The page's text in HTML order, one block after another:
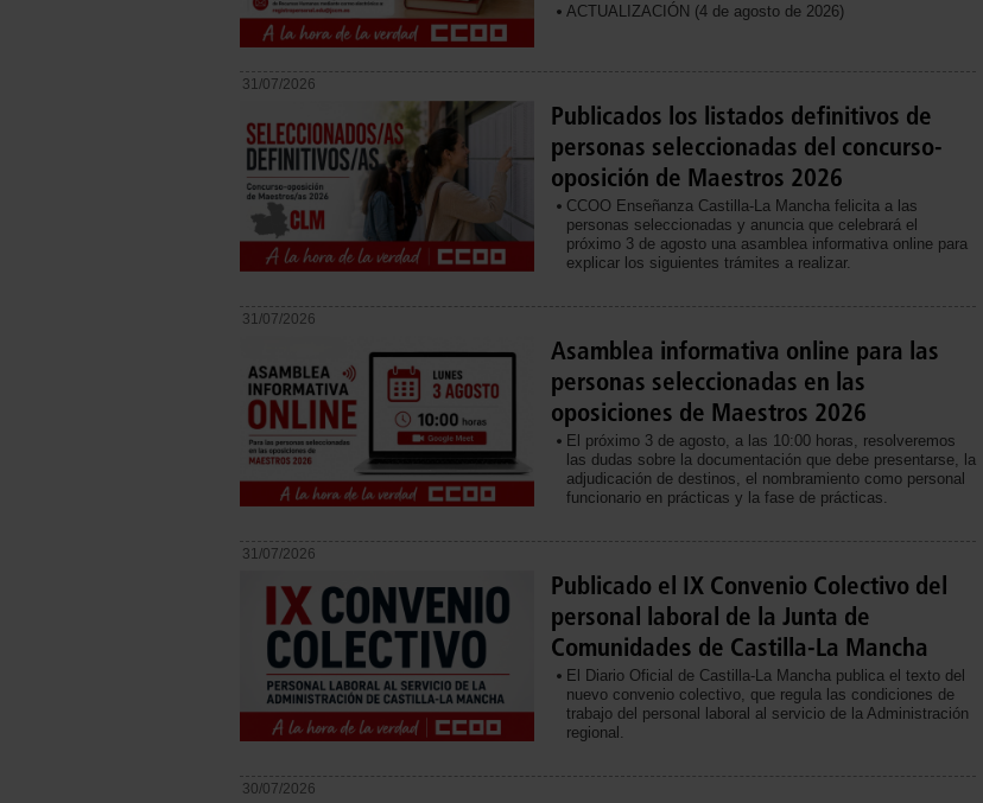
ACTUALIZACIÓN (4 de agosto de 2026)
31/07/2026
Publicados los listados definitivos de
personas seleccionadas del concurso-
oposición de Maestros 2026
CCOO Enseñanza Castilla-La Mancha felicita a las
personas seleccionadas y anuncia que celebrará el
próximo 3 de agosto una asamblea informativa online para
explicar los siguientes trámites a realizar.
31/07/2026
Asamblea informativa online para las
personas seleccionadas en las
oposiciones de Maestros 2026
El próximo 3 de agosto, a las 10:00 horas, resolveremos
las dudas sobre la documentación que debe presentarse, la
adjudicación de destinos, el nombramiento como personal
funcionario en prácticas y la fase de prácticas.
31/07/2026
Publicado el IX Convenio Colectivo del
personal laboral de la Junta de
Comunidades de Castilla-La Mancha
El Diario Oficial de Castilla-La Mancha publica el texto del
nuevo convenio colectivo, que regula las condiciones de
trabajo del personal laboral al servicio de la Administración
regional.
30/07/2026